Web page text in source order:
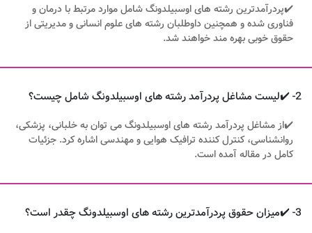
✔️پردرآمدترین رشته های اوسبیلدونگ شامل موارد مرتبط با درمان و
فناوری شده و همچنین داوطلبان رشته های علوم انسانی و مدیریتی از
حقوق خوبی بهره مند خواهند شد.
2- ✔️لیست مشاغل پردرآمد رشته های اوسبیلدونگ شامل چیست؟
✔️از مشاغل پردرآمد رشته های اوسبیلدونگ می توان به خلبانی، پزشکی،
روانشناسی، کنترل کننده ترافیک هوایی و مهندسی اشاره کرد. جزئیات
کامل در مقاله آمده است.
3- ✔️میزان حقوق پردرآمدترین رشته های اوسبیلدونگ چقدر است؟